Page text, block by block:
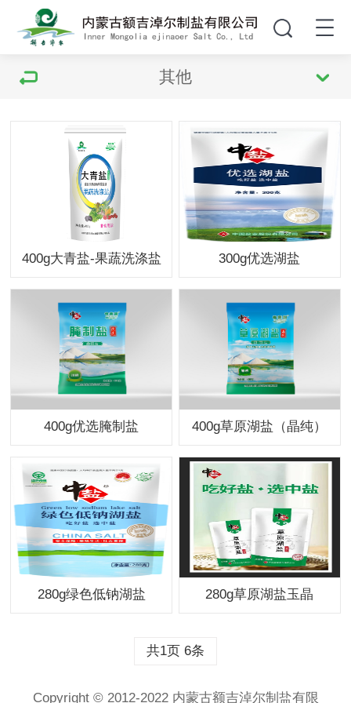
其他
​400g大青盐-果蔬洗涤盐 300g优选湖盐
400g优选腌制盐 400g草原湖盐（晶纯）
280g绿色低钠湖盐 280g草原湖盐玉晶
共1页 6条
Copyright © 2012-2022 内蒙古额吉淖尔制盐有限